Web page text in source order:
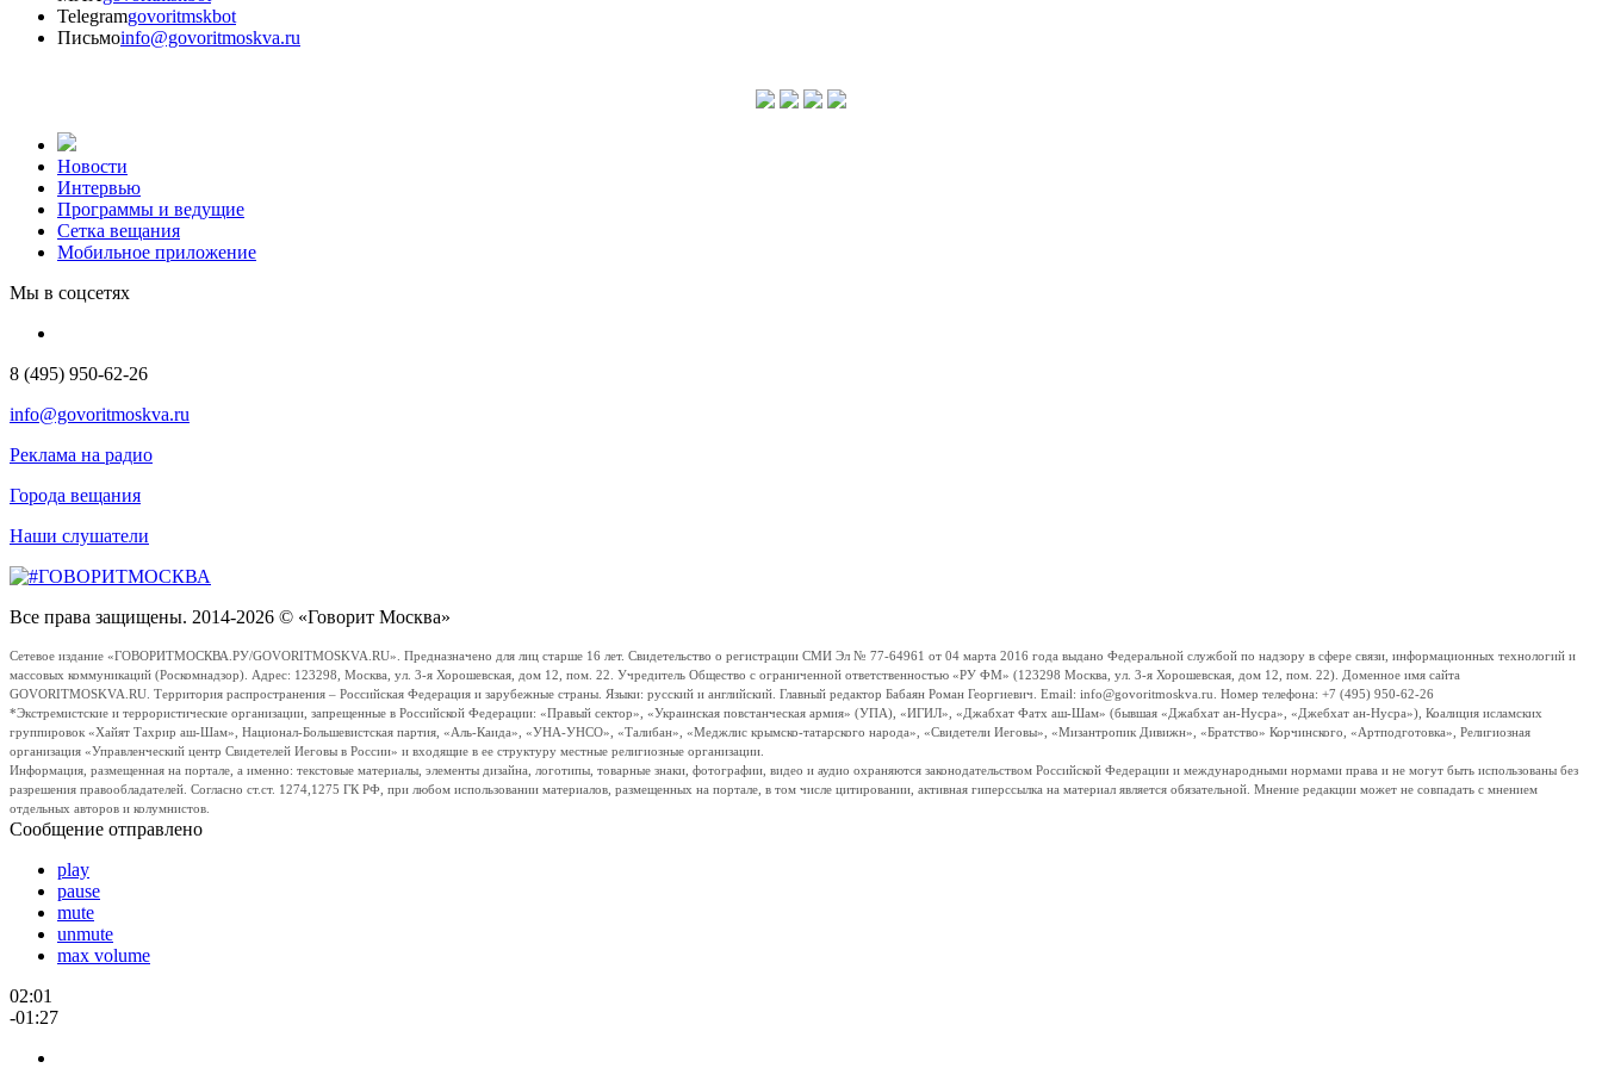
Telegramgovoritmskbot
Письмоinfo@govoritmoskva.ru
Новости
Интервью
Программы и ведущие
Сетка вещания
Мобильное приложение
Мы в соцсетях
8 (495) 950-62-26
info@govoritmoskva.ru
Реклама на радио
Города вещания
Наши слушатели
Все права защищены. 2014-2026 © «Говорит Москва»
Сетевое издание «ГОВОРИТМОСКВА.РУ/GOVORITMOSKVA.RU». Предназначено для лиц старше 16 лет. Свидетельство о регистрации СМИ Эл № 77-64961 от 04 марта 2016 года выдано Федеральной службой по надзору в сфере связи, информационных технологий и
массовых коммуникаций (Роскомнадзор). Адрес: 123298, Москва, ул. 3-я Хорошевская, дом 12, пом. 22. Учредитель Общество с ограниченной ответственностью «РУ ФМ» (123298 Москва, ул. 3-я Хорошевская, дом 12, пом. 22). Доменное имя сайта
GOVORITMOSKVA.RU. Территория распространения – Российская Федерация и зарубежные страны. Языки: русский и английский. Главный редактор Бабаян Роман Георгиевич. Email: info@govoritmoskva.ru. Номер телефона: +7 (495) 950-62-26
*Экстремистские и террористические организации, запрещенные в Российской Федерации: «Правый сектор», «Украинская повстанческая армия» (УПА), «ИГИЛ», «Джабхат Фатх аш-Шам» (бывшая «Джабхат ан-Нусра», «Джебхат ан-Нусра»), Коалиция исламских
группировок «Хайят Тахрир аш-Шам», Национал-Большевистская партия, «Аль-Каида», «УНА-УНСО», «Талибан», «Меджлис крымско-татарского народа», «Свидетели Иеговы», «Мизантропик Дивижн», «Братство» Корчинского, «Артподготовка», Религиозная
организация «Управленческий центр Свидетелей Иеговы в России» и входящие в ее структуру местные религиозные организации.
Информация, размещенная на портале, а именно: текстовые материалы, элементы дизайна, логотипы, товарные знаки, фотографии, видео и аудио охраняются законодательством Российской Федерации и международными нормами права и не могут быть использованы без
разрешения правообладателей. Согласно ст.ст. 1274,1275 ГК РФ, при любом использовании материалов, размещенных на портале, в том числе цитировании, активная гиперссылка на материал является обязательной. Мнение редакции может не совпадать с мнением
отдельных авторов и колумнистов.
Сообщение отправлено
play
pause
mute
unmute
max volume
02:01
-01:27